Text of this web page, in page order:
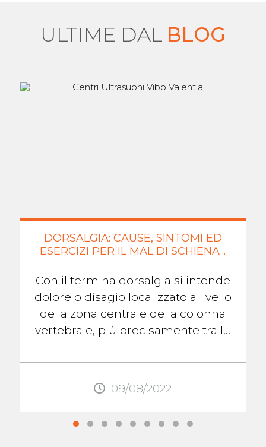
ULTIME DAL BLOG
DORSALGIA: CAUSE, SINTOMI ED
ESERCIZI PER IL MAL DI SCHIENA...
Con il termina dorsalgia si intende
dolore o disagio localizzato a livello
della zona centrale della colonna
vertebrale, più precisamente tra le
quello ...
09/08/2022